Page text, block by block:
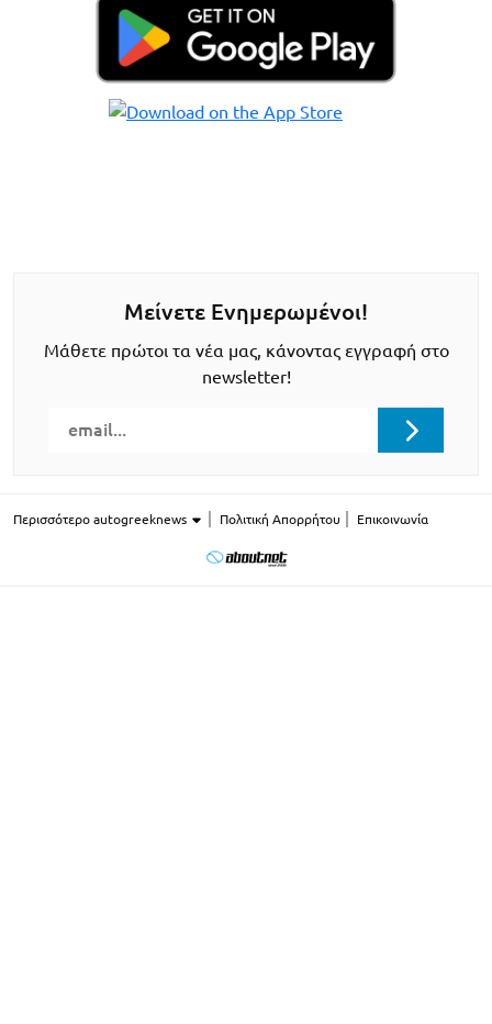
Μείνετε Ενημερωμένοι!
Μάθετε πρώτοι τα νέα μας, κάνοντας εγγραφή στο
newsletter!
Περισσότερο autogreeknews Πολιτική Απορρήτου Επικοινωνία